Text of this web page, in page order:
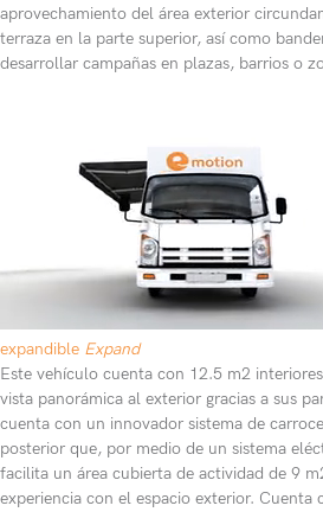
aprovechamiento del área exterior
terraza en la parte superior, así como
desarrollar campañas en plazas, barrios o
expandible Expand
Este vehículo cuenta con 12.5 m2
vista panorámica al exterior gracias a sus
cuenta con un innovador sistema de
posterior que, por medio de un sistema
facilita un área cubierta de actividad de 9
experiencia con el espacio exterior. Cuenta